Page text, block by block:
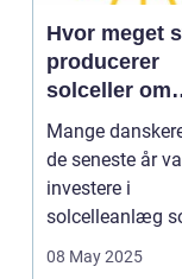
Hvor meget
producerer
solceller om
vinteren?
Mange
de seneste år
investere i
solcelleanlæg
bæred...
08 May 2025